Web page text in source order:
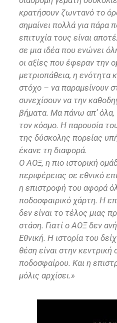
κρατήσουν ζωντανό το
σημαίνει πολλά για
επιτυχία τους είναι
σε μια ιδέα που ενώνει
οι αξίες που έφεραν την
μετριοπάθεια, η ενότητα
στόχο – να παραμείνουν
συνεχίσουν να την
βήματα. Μα πάνω απ’
τον κόσμο. Η παρουσία
της δύσκολης πορείας
έκανε τη διαφορά.
Ο ΑΟΞ, η πιο ιστορική
περιφέρειας σε εθνικό
η επιστροφή του αφορά
ποδοσφαιρικό χάρτη. Η
δεν είναι το τέλος μιας
στάση. Γιατί ο ΑΟΞ δεν
Εθνική. Η ιστορία του
θέση είναι στην
ποδοσφαίρου. Και η
μόλις αρχίσει.»